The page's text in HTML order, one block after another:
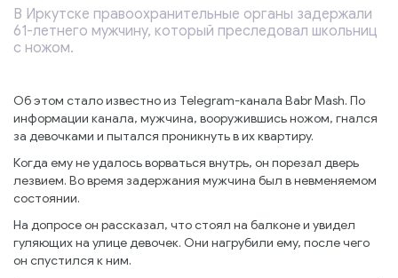
В Иркутске правоохранительные органы задержали
61-летнего мужчину, который преследовал школьниц
с ножом.
Об этом стало известно из Telegram-канала Babr Mash. По
информации канала, мужчина, вооружившись ножом, гнался
за девочками и пытался проникнуть в их квартиру.
Когда ему не удалось ворваться внутрь, он порезал дверь
лезвием. Во время задержания мужчина был в невменяемом
состоянии.
На допросе он рассказал, что стоял на балконе и увидел
гуляющих на улице девочек. Они нагрубили ему, после чего
он спустился к ним.